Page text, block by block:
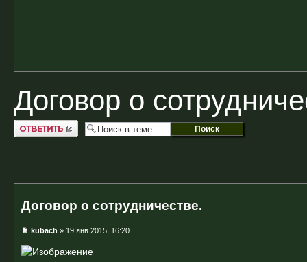
Договор о
Ответить
Договор о сотрудничестве.
kubach » 19 янв 2015, 16:20